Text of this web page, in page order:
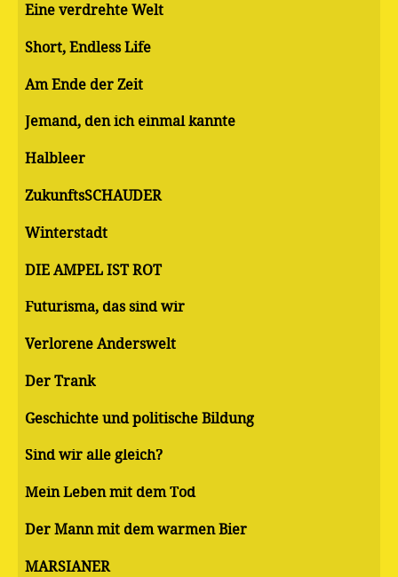
Eine verdrehte Welt
Short, Endless Life
Am Ende der Zeit
Jemand, den ich einmal kannte
Halbleer
ZukunftsSCHAUDER
Winterstadt
DIE AMPEL IST ROT
Futurisma, das sind wir
Verlorene Anderswelt
Der Trank
Geschichte und politische Bildung
Sind wir alle gleich?
Mein Leben mit dem Tod
Der Mann mit dem warmen Bier
MARSIANER